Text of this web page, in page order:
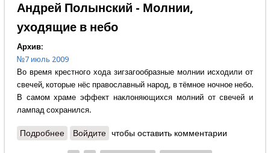
Андрей Полынский - Молнии,
уходящие в небо
Архив:
№7 июль 2009
Во время крестного хода зигзагообразные молнии исходили от
свечей, которые нёс православный народ, в тёмное ночное небо.
В самом храме эффект наклоняющихся молний от свечей и
лампад сохранился.
Подробнеео Андрей Полынский - Молнии, уходящие в небо
Войдите чтобы оставить комментарии